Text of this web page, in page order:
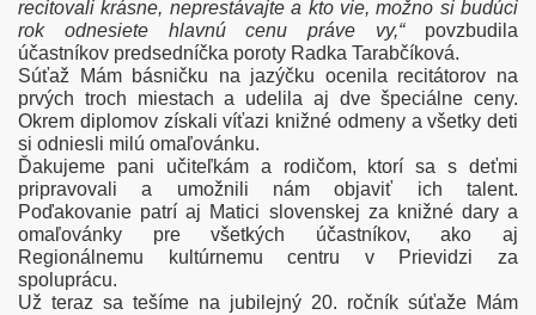
recitovali krásne, neprestávajte a kto vie, možno si budúci
rok odnesiete hlavnú cenu práve vy,“povzbudila
účastníkov predsedníčka poroty Radka Tarabčíková.
Súťaž Mám básničku na jazýčku ocenila recitátorov na
prvých troch miestach a udelila aj dve špeciálne ceny.
Okrem diplomov získali víťazi knižné odmeny a všetky deti
si odniesli milú omaľovánku.
Ďakujeme pani učiteľkám a rodičom, ktorí sa s deťmi
pripravovali a umožnili nám objaviť ich talent.
Poďakovanie patrí aj Matici slovenskej za knižné dary a
omaľovánky pre všetkých účastníkov, ako aj
Regionálnemu kultúrnemu centru v Prievidzi za
spoluprácu.
Už teraz sa tešíme na jubilejný 20. ročník súťaže Mám